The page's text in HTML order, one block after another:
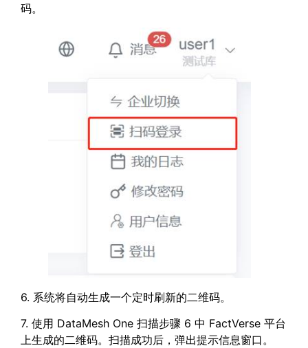
码。
6. 系统将自动生成一个定时刷新的二维码。
7. 使用 DataMesh One 扫描步骤 6 中 FactVerse 平台
上生成的二维码。扫描成功后，弹出提示信息窗口。